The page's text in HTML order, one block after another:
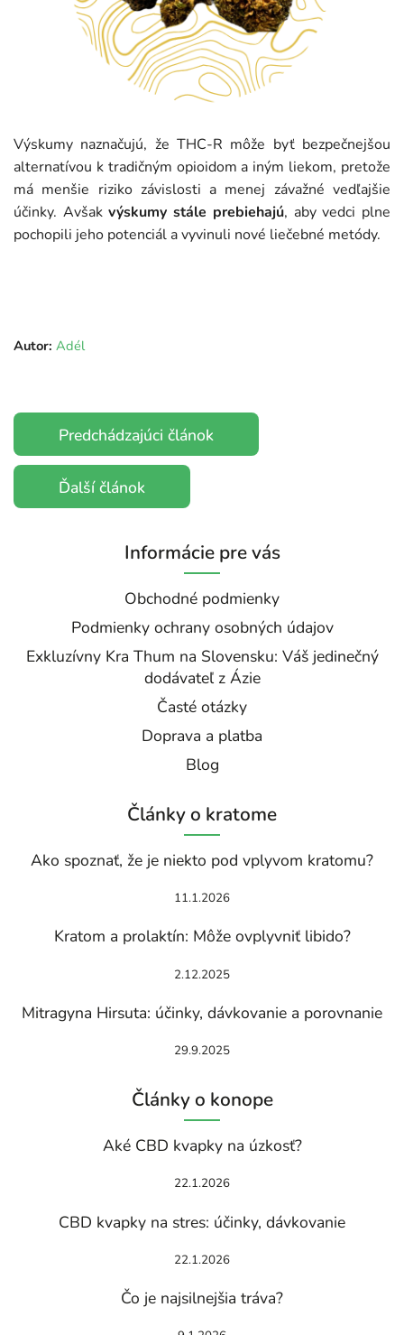
Výskumy naznačujú, že THC-R môže byť bezpečnejšou
alternatívou k tradičným opioidom a iným liekom, pretože
má menšie riziko závislosti a menej závažné vedľajšie
účinky. Avšakvýskumy stále prebiehajú, aby vedci plne
pochopili jeho potenciál a vyvinuli nové liečebné metódy.
Autor: Adél
Predchádzajúci článok
Ďalší článok
Informácie pre vás
Obchodné podmienky
Podmienky ochrany osobných údajov
Exkluzívny Kra Thum na Slovensku: Váš jedinečný
dodávateľ z Ázie
Časté otázky
Doprava a platba
Blog
Články o kratome
Ako spoznať, že je niekto pod vplyvom kratomu?
11.1.2026
Kratom a prolaktín: Môže ovplyvniť libido?
2.12.2025
Mitragyna Hirsuta: účinky, dávkovanie a porovnanie
29.9.2025
Články o konope
Aké CBD kvapky na úzkosť?
22.1.2026
CBD kvapky na stres: účinky, dávkovanie
22.1.2026
Čo je najsilnejšia tráva?